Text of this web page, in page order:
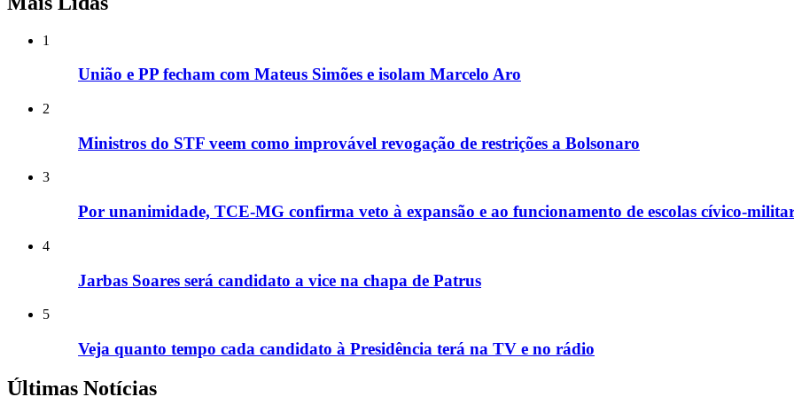
1
União e PP fecham com Mateus Simões e isolam Marcelo Aro
2
Ministros do STF veem como improvável revogação de restrições a Bolsonaro
3
Por unanimidade, TCE-MG confirma veto à expansão e ao funcionamento de escolas cívico-
4
Jarbas Soares será candidato a vice na chapa de Patrus
5
Veja quanto tempo cada candidato à Presidência terá na TV e no rádio
Últimas Notícias